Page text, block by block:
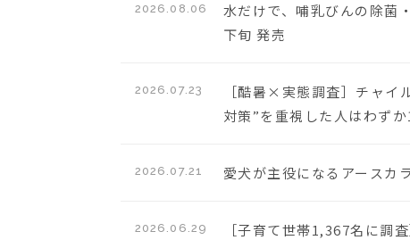
2026.08.06
水だけで、哺乳びんの除菌
下旬 発売
2026.07.23
［酷暑×実態調査］チャイ
対策”を重視した人はわずか
2026.07.21 愛犬が主役になるアースカ
2026.06.29 ［子育て世帯1,367名に調